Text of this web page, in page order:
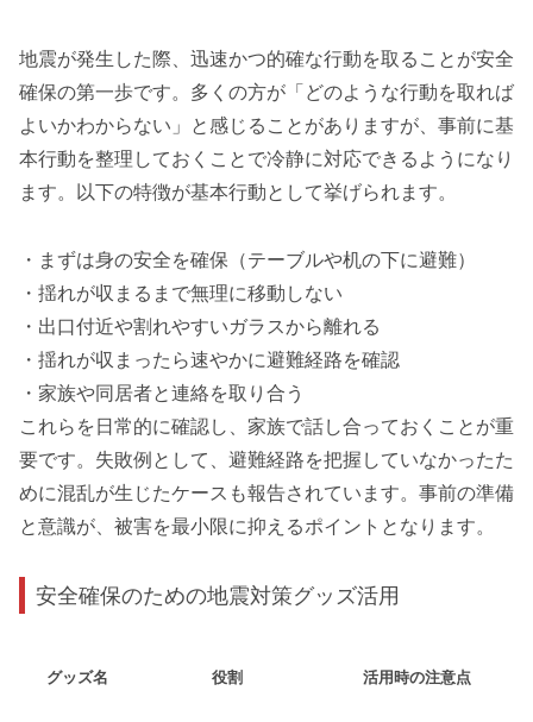
地震が発生した際、迅速かつ的確な行動を取ることが安全
確保の第一歩です。多くの方が「どのような行動を取れば
よいかわからない」と感じることがありますが、事前に基
本行動を整理しておくことで冷静に対応できるようになり
ます。以下の特徴が基本行動として挙げられます。
・まずは身の安全を確保（テーブルや机の下に避難）
・揺れが収まるまで無理に移動しない
・出口付近や割れやすいガラスから離れる
・揺れが収まったら速やかに避難経路を確認
・家族や同居者と連絡を取り合う
これらを日常的に確認し、家族で話し合っておくことが重
要です。失敗例として、避難経路を把握していなかったた
めに混乱が生じたケースも報告されています。事前の準備
と意識が、被害を最小限に抑えるポイントとなります。
安全確保のための地震対策グッズ活用
グッズ名 役割 活用時の注意点